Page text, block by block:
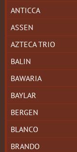
ANTICCA
ASSEN
AZTECA TRIO
BALIN
BAWARIA
BAYLAR
BERGEN
BLANCO
BRANDO